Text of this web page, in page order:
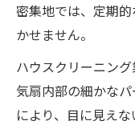
密集地では、定期
かせません。
ハウスクリーニン
気扇内部の細かな
により、目に見え